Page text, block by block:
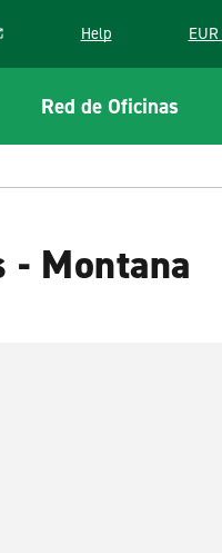
a new window
Help
Red de Oficinas
- Montana